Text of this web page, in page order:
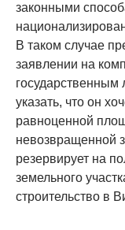
законными
В таком случае
заявлении на
государственным
указать, что он
равноценной
невозвращенной
резервирует на
земельного
строительство в